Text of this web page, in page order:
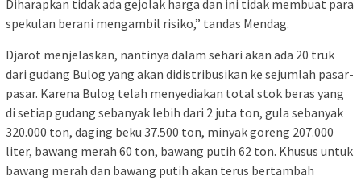
Diharapkan tidak ada gejolak harga dan ini tidak membuat para
spekulan berani mengambil risiko,” tandas Mendag.
Djarot menjelaskan, nantinya dalam sehari akan ada 20 truk
dari gudang Bulog yang akan didistribusikan ke sejumlah pasar-
pasar. Karena Bulog telah menyediakan total stok beras yang
di setiap gudang sebanyak lebih dari 2 juta ton, gula sebanyak
320.000 ton, daging beku 37.500 ton, minyak goreng 207.000
liter, bawang merah 60 ton, bawang putih 62 ton. Khusus untuk
bawang merah dan bawang putih akan terus bertambah